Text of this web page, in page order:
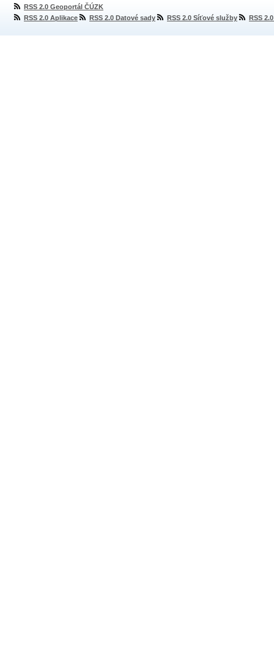
RSS 2.0 Geoportál ČÚZK
RSS 2.0 Aplikace
RSS 2.0 Datové sady RSS 2.0 Síťové služby RSS